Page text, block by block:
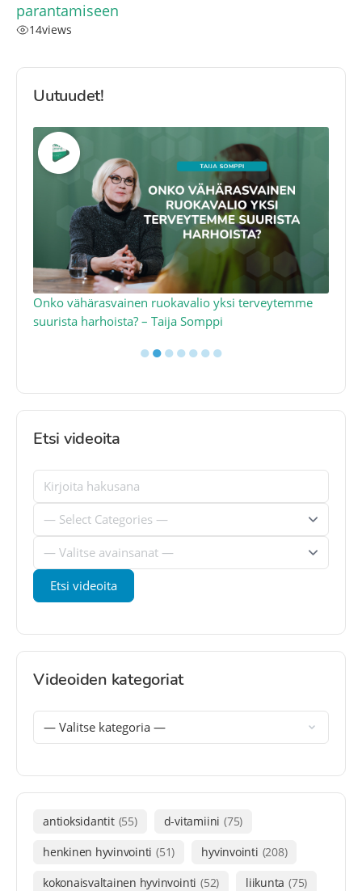
parantamiseen
14views
Uutuudet!
Onko vähärasvainen ruokavalio yksi terveytemme
suurista harhoista? – Taija Somppi
●●●●●●●
Etsi videoita
Videoiden kategoriat
antioksidantit (55) d-vitamiini (75)
henkinen hyvinvointi (51) hyvinvointi (208)
kokonaisvaltainen hyvinvointi (52) liikunta (75)